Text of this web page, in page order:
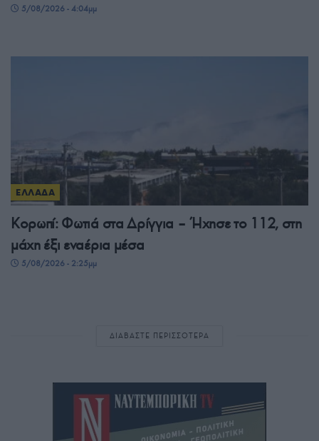
5/08/2026 - 4:04μμ
ΕΛΛΑΔΑ
Κορωπί: Φωτιά στα Δρίγγια – Ήχησε το 112, στη
μάχη έξι εναέρια μέσα
5/08/2026 - 2:25μμ
ΔΙΑΒΑΣΤΕ ΠΕΡΙΣΣΟΤΕΡΑ